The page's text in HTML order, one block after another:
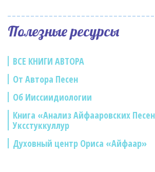
Полезные ресурсы
ВСЕ КНИГИ АВТОРА
От Автора Песен
Об Ииссиидиологии
Книга «Анализ Айфааровских
Уксстуккуллур
Духовный центр Ориса «Айфаар»